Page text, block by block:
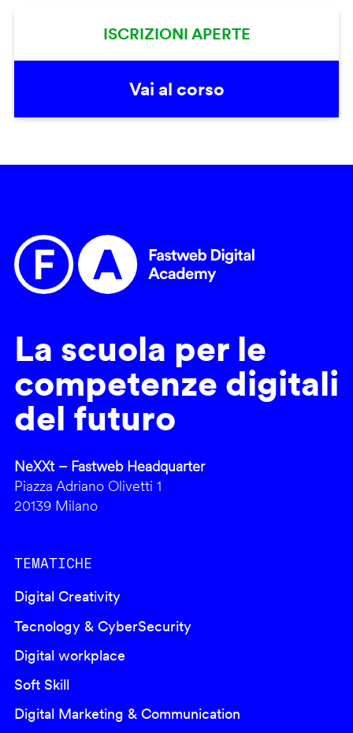
ISCRIZIONI APERTE
Vai al corso
La scuola per le
competenze digitali
del futuro
NeXXt – Fastweb Headquarter
Piazza Adriano Olivetti 1
20139 Milano
TEMATICHE
Digital Creativity
Tecnology & CyberSecurity
Digital workplace
Soft Skill
Digital Marketing & Communication